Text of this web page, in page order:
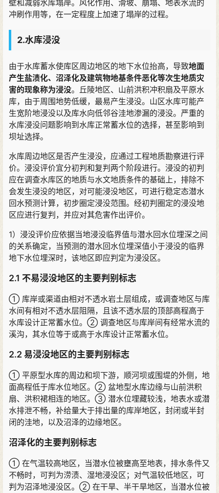
壁和减弱水库塌岸。 风化作用 、 滑坡、 崩塌、 地表水流的
冲刷作用等， 在一定程度上加速了塌岸的过程。
2.水库浸没
由于水库蓄水使库区周边地区的地下水位抬高， 导致地面
产生盐渍化、 沼泽化及建筑物地基条件恶化等次生地质灾
害的现象称为浸没。 丘陵地区、 山前洪积冲积扇及平原水
库， 由于周围地势低缓， 最易产生浸没。 山区水库可能产
生宽阶地浸没以及库水向低邻谷洼地渗漏的浸没。 严重的
水库浸没问题影响到水库正常蓄水位的选择， 甚至影响到
坝址选择。
水库周边地区是否产生浸没， 应通过工程地质勘察进行评
价。 浸没评价宜分初判和复判两个阶段进行。 浸没的初判
应在调查水库区的地质与水文地质条件的基础上， 排除不
会发生浸没的地区， 对可能浸没地区， 可进行稳定态潜水
回水预测计算， 初步圈定浸没范围。 经初判圈定的浸没地
区应进行复判 ， 并应对其危害作出评价。
1） 浸没评价应依据当地浸没临界值与潜水回水位埋深之间
的关系确定， 当预测的潜水回水位埋深值小于浸没的临界
地下水位埋深时， 该地区即应判定为浸没区。
2.1 不易浸没地区的主要判别标志
① 库岸或渠道由相对不透水岩土层组成， 或调查地区与库
水间有相对不透水层阻隔， 且该不透水层的顶部高程高于
水库设计正常蓄水位。 ② 调查地区与库岸间有经常水流的
溪沟， 其水位等于或高于水库设计正常蓄水位。
2.2 易浸没地区的主要判别标志
① 平原型水库的周边和坝下游， 顺河坝或围堤的外侧 ， 地
面高程低于库水位地区。 ② 盆地型水库边缘与山前洪积
扇、 洪积裙相连的地区。 ③ 潜水位埋藏较浅， 地表水或潜
水排泄不畅， 补给量大于排出量的库岸地区， 封闭或半封
闭的洼地， 以及沼泽的边缘地区。
沼泽化的主要判别标志
① 在气温较高地区， 当潜水位被壅高至地表， 排水条件又
不畅时， 可判为涝渍、 湿地浸没区 ； 对气温较低地区， 可
判为沼泽地浸没区。 ② 在干旱、 半干旱地区， 当潜水位被